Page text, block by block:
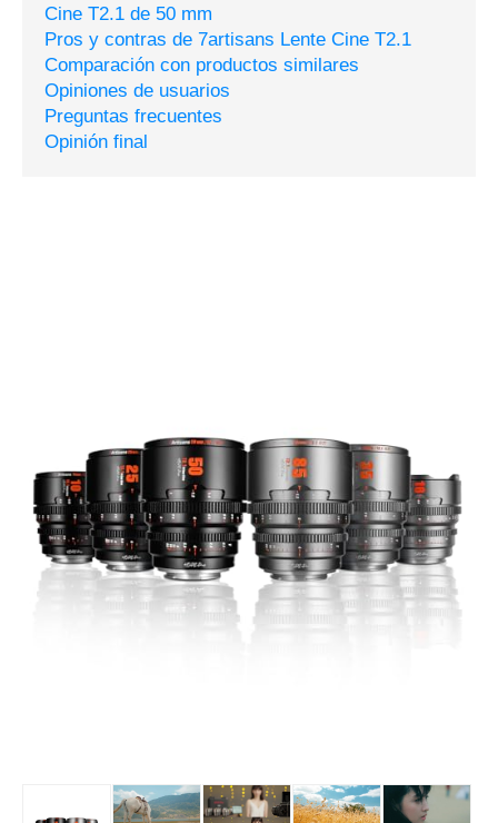
Cine T2.1 de 50 mm
Pros y contras de 7artisans Lente Cine T2.1
Comparación con productos similares
Opiniones de usuarios
Preguntas frecuentes
Opinión final